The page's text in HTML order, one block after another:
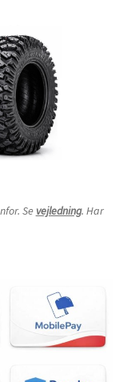
Se vejledning. Har